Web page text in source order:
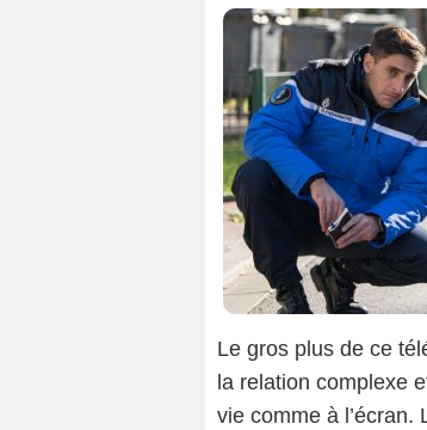
Le gros plus de ce
la relation complexe
vie comme à